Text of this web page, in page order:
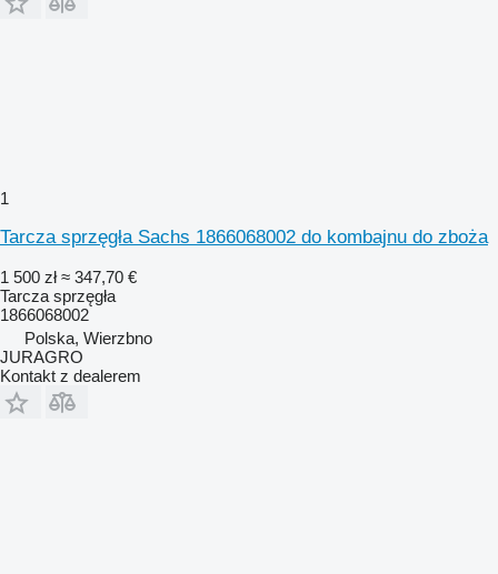
1
Tarcza sprzęgła Sachs 1866068002 do kombajnu do zboża
1 500 zł ≈ 347,70 €
Tarcza sprzęgła
1866068002
Polska, Wierzbno
JURAGRO
Kontakt z dealerem